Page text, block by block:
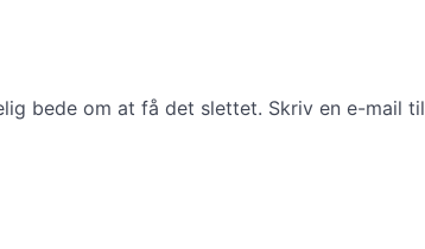
bede om at få det slettet. Skriv en e-mail til